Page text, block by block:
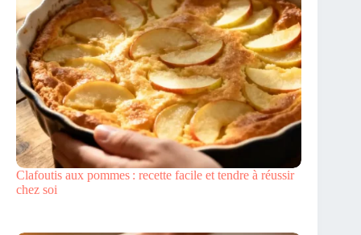
Clafoutis aux pommes : recette facile et tendre à réussir
chez soi